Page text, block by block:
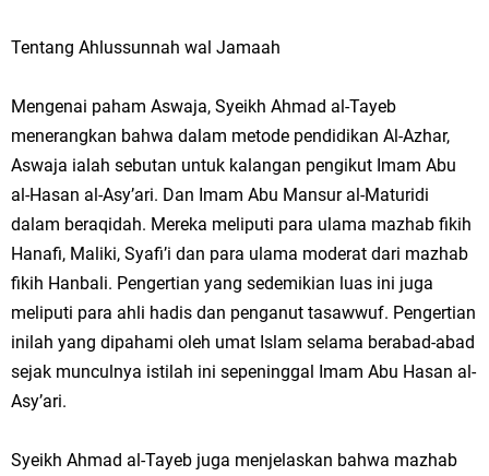
Tentang Ahlussunnah wal Jamaah
Mengenai paham Aswaja, Syeikh Ahmad al-Tayeb
menerangkan bahwa dalam metode pendidikan Al-Azhar,
Aswaja ialah sebutan untuk kalangan pengikut Imam Abu
al-Hasan al-Asy’ari. Dan Imam Abu Mansur al-Maturidi
dalam beraqidah. Mereka meliputi para ulama mazhab fikih
Hanafi, Maliki, Syafi’i dan para ulama moderat dari mazhab
fikih Hanbali. Pengertian yang sedemikian luas ini juga
meliputi para ahli hadis dan penganut tasawwuf. Pengertian
inilah yang dipahami oleh umat Islam selama berabad-abad
sejak munculnya istilah ini sepeninggal Imam Abu Hasan al-
Asy’ari.
Syeikh Ahmad al-Tayeb juga menjelaskan bahwa mazhab